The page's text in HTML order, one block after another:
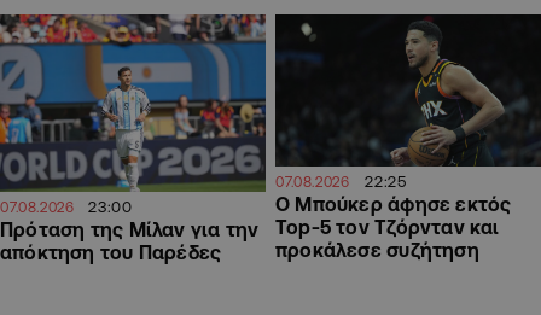
07.08.2026 23:00
Πρόταση της Μίλαν για την
απόκτηση του Παρέδες
07.08.2026 22:25
Ο Μπούκερ άφησε εκτός
Top-5 τον Τζόρνταν και
προκάλεσε συζήτηση